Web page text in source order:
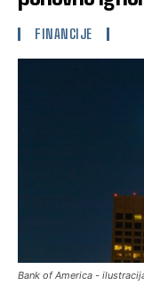
FINANCIJE
Bank of America -